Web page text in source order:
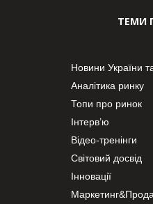
ТЕМИ
Новини України
Аналітика ринку
Топи про ринок
Інтерв’ю
Відео-тренінги
Світовий досвід
Інновації